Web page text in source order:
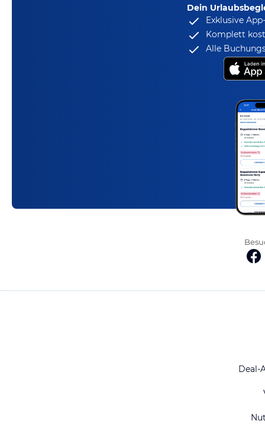
Dein
Exklusive
Komplett
Alle
Deal-